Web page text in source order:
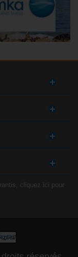
cliquez ici pour